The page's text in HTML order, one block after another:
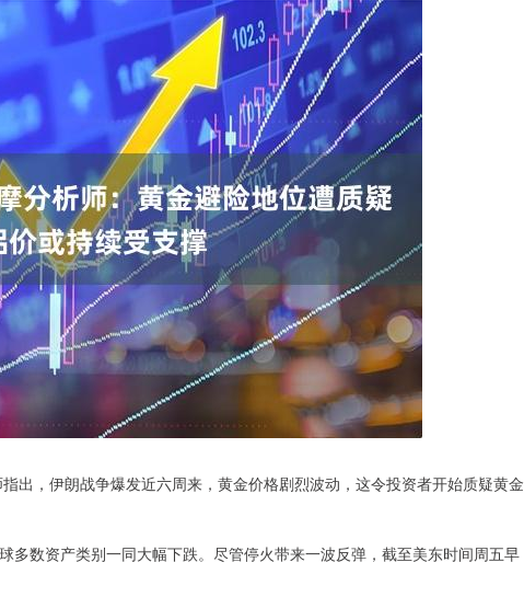
出，伊朗战争爆发近六周来，黄金价格剧烈波动，这令投资者开始质疑黄金
多数资产类别一同大幅下跌。尽管停火带来一波反弹，截至美东时间周五早